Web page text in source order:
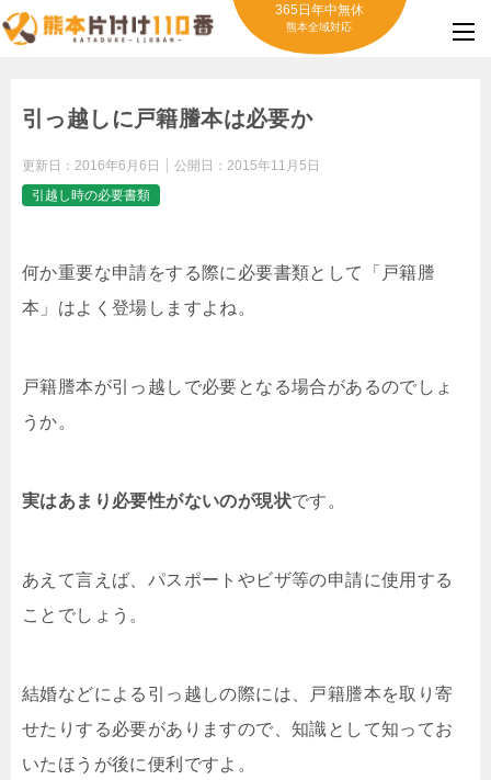
365日年中無休
熊本全域対応
引っ越しに戸籍謄本は必要か
更新日： 2016年6月6日 公開日： 2015年11月5日
引越し時の必要書類
何か重要な申請をする際に必要書類として「戸籍謄
本」はよく登場しますよね。
戸籍謄本が引っ越しで必要となる場合があるのでしょ
うか。
実はあまり必要性がないのが現状です。
あえて言えば、パスポートやビザ等の申請に使用する
ことでしょう。
結婚などによる引っ越しの際には、戸籍謄本を取り寄
せたりする必要がありますので、知識として知ってお
いたほうが後に便利ですよ。